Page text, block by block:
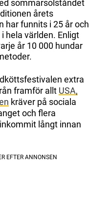
sommarsolståndet
årets
har funnits i 25 år och
hela världen. Enligt
år 10 000 hundar
extra
framför allt USA,
kräver på sociala
och flera
långt innan